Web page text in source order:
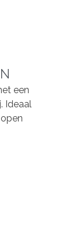
een
Ideaal